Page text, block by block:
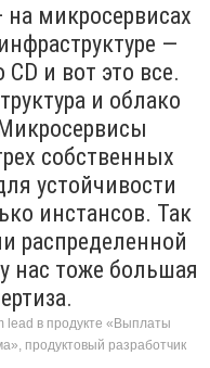
микросервисах
—
CD и вот это все.
и облако
собственных
устойчивости
инстансов. Так
распределенной
нас тоже большая
lead в продукте «Выплаты
продуктовый разработчик